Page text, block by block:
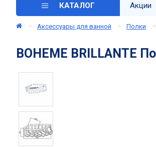
КАТАЛОГ Акции
Аксессуары для ванной Полки
BOHEME BRILLANTE